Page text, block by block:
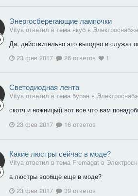
Энергосберегающие лампочки
Vitya ответил в тема якуб в
Да, действительно это выгодно и служат
23 фев 2017
26 ответов 1
Светодиодная лента
Vitya ответил в тема буран в
скотч и ножницы)) вот все что вам
23 фев 2017
16 ответов
Какие люстры сейчас в моде?
Vitya ответил в тема Fremagat в
а люстры вообще еще в моде?
23 фев 2017
39 ответов